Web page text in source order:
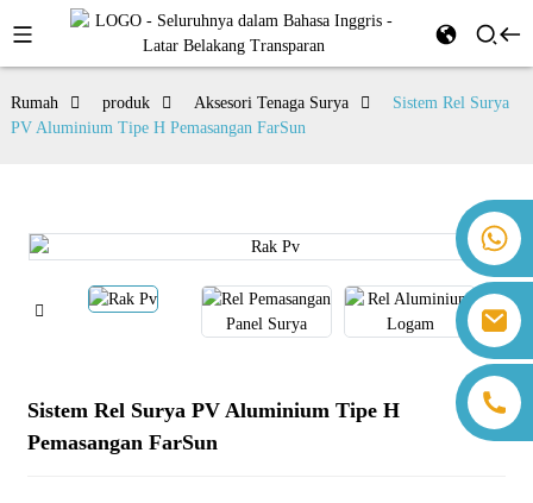
+86 18259071452 Hanna Lee
+86 13559179905 Sally Chen
+86 18350266301 Iris Hong
+86 18806057002 Sanborn Guo
sales@farsunpv.com
Rumah produk Aksesori Tenaga Surya
Sistem Rel Surya
PV Aluminium Tipe H Pemasangan FarSun
Sistem Rel Surya PV Aluminium Tipe H
Pemasangan FarSun